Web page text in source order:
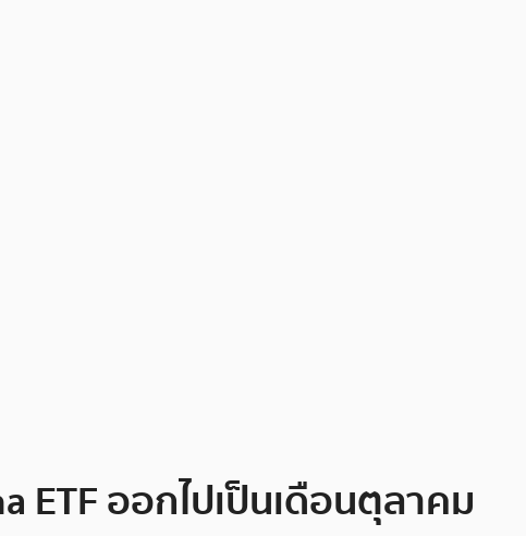
ETF ออกไปเป็นเดือนตุลาคม